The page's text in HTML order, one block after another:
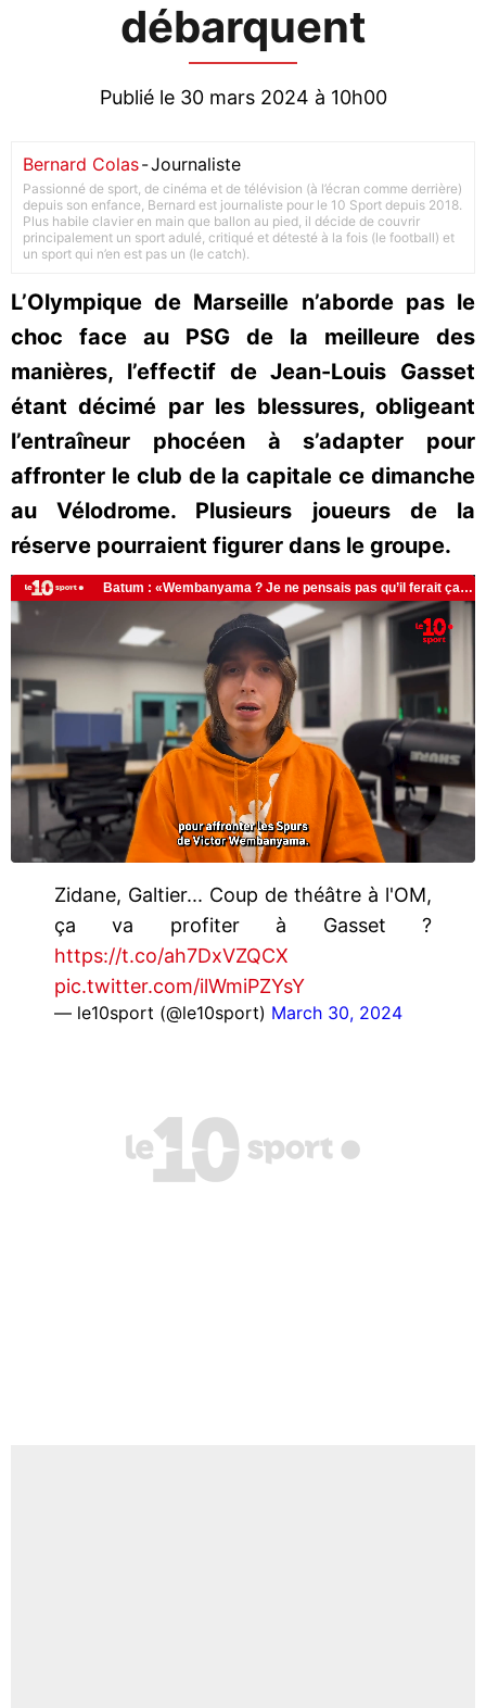
débarquent
Publié le 30 mars 2024 à 10h00
Bernard Colas-Journaliste
Passionné de sport, de cinéma et de télévision (à l’écran comme derrière)
depuis son enfance, Bernard est journaliste pour le 10 Sport depuis 2018.
Plus habile clavier en main que ballon au pied, il décide de couvrir
principalement un sport adulé, critiqué et détesté à la fois (le football) et
un sport qui n’en est pas un (le catch).
L’Olympique de Marseille n’aborde pas le
choc face au PSG de la meilleure des
manières, l’effectif de Jean-Louis Gasset
étant décimé par les blessures, obligeant
l’entraîneur phocéen à s’adapter pour
affronter le club de la capitale ce dimanche
au Vélodrome. Plusieurs joueurs de la
réserve pourraient figurer dans le groupe.
Zidane, Galtier... Coup de théâtre à l'OM,
ça va profiter à Gasset ?
https://t.co/ah7DxVZQCX
pic.twitter.com/ilWmiPZYsY
— le10sport (@le10sport) March 30, 2024